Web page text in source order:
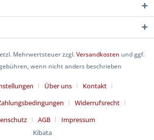
Mehrwertsteuer zzgl.Versandkosten und ggf.
wenn nicht anders beschrieben
Über uns
Kontakt
Widerrufsrecht
AGB
Impressum
Kibata